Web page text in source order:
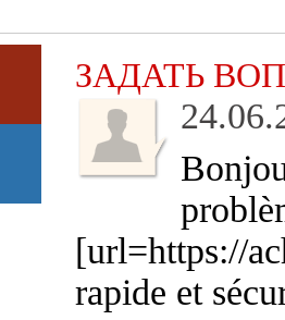
ЗАДАТЬ
[url=https://
rapide et